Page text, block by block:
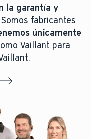
la garantía y
fabricantes
únicamente
Vaillant para